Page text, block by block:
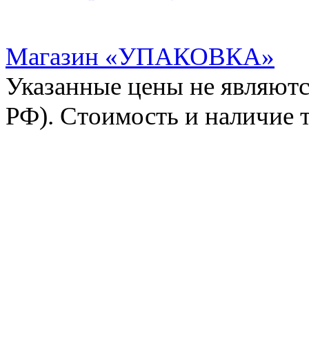
Магазин «УПАКОВКА»
Указанные цены не
РФ). Стоимость и наличие